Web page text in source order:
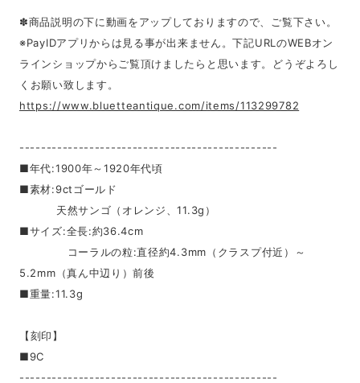
✽商品説明の下に動画をアップしておりますので、ご覧下さい。
※PayIDアプリからは見る事が出来ません。下記URLのWEBオン
ラインショップからご覧頂けましたらと思います。どうぞよろし
くお願い致します。
https://www.bluetteantique.com/items/113299782
------------------------------------------------
■年代:1900年～1920年代頃
■素材:9ctゴールド
天然サンゴ（オレンジ、11.3g）
■サイズ:全長:約36.4cm
コーラルの粒:直径約4.3mm（クラスプ付近）～
5.2mm（真ん中辺り）前後
■重量:11.3g
【刻印】
■9C
------------------------------------------------